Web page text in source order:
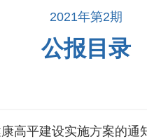
2021年第2期
公报目录
高平建设实施方案的通